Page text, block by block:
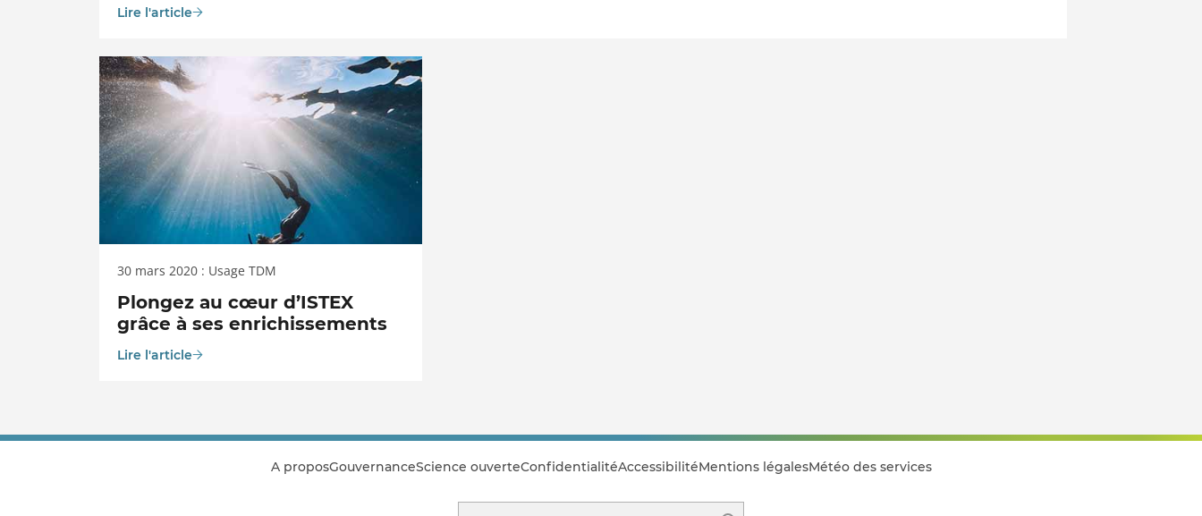
Lire l'article
30 mars 2020 : Usage TDM
Plongez au cœur d’ISTEX
grâce à ses enrichissements
Lire l'article
A proposGouvernanceScience ouverteConfidentialitéAccessibilitéMentions légalesMétéo des services